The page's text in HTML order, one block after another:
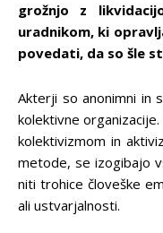
grožnjo z
uradnikom, ki
povedati, da so šle
Akterji so anonimni in
kolektivne
kolektivizmom in
metode, se izogibajo
niti trohice človeške
ali ustvarjalnosti.